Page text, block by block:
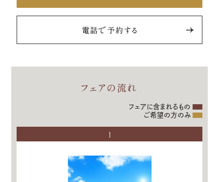
電話で予約する
フェアの流れ
フェアに含まれるもの
ご希望の方のみ
1